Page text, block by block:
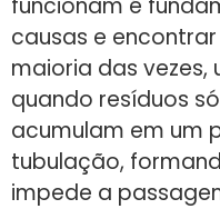
funcionam é
causas e
maioria das
quando resíduos
acumulam em um
tubulação,
impede a